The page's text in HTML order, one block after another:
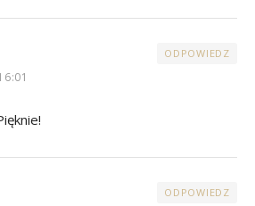
ODPOWIEDZ
ODPOWIEDZ